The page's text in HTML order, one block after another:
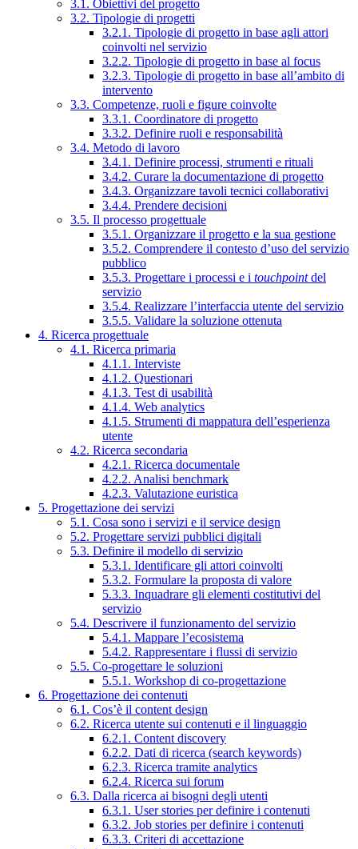
3.1. Obiettivi del progetto
3.2. Tipologie di progetti
3.2.1. Tipologie di progetto in base agli attori
coinvolti nel servizio
3.2.2. Tipologie di progetto in base al focus
3.2.3. Tipologie di progetto in base all’ambito di
intervento
3.3. Competenze, ruoli e figure coinvolte
3.3.1. Coordinatore di progetto
3.3.2. Definire ruoli e responsabilità
3.4. Metodo di lavoro
3.4.1. Definire processi, strumenti e rituali
3.4.2. Curare la documentazione di progetto
3.4.3. Organizzare tavoli tecnici collaborativi
3.4.4. Prendere decisioni
3.5. Il processo progettuale
3.5.1. Organizzare il progetto e la sua gestione
3.5.2. Comprendere il contesto d’uso del servizio
pubblico
3.5.3. Progettare i processi e i touchpointdel
servizio
3.5.4. Realizzare l’interfaccia utente del servizio
3.5.5. Validare la soluzione ottenuta
4. Ricerca progettuale
4.1. Ricerca primaria
4.1.1. Interviste
4.1.2. Questionari
4.1.3. Test di usabilità
4.1.4. Web analytics
4.1.5. Strumenti di mappatura dell’esperienza
utente
4.2. Ricerca secondaria
4.2.1. Ricerca documentale
4.2.2. Analisi benchmark
4.2.3. Valutazione euristica
5. Progettazione dei servizi
5.1. Cosa sono i servizi e il service design
5.2. Progettare servizi pubblici digitali
5.3. Definire il modello di servizio
5.3.1. Identificare gli attori coinvolti
5.3.2. Formulare la proposta di valore
5.3.3. Inquadrare gli elementi costitutivi del
servizio
5.4. Descrivere il funzionamento del servizio
5.4.1. Mappare l’ecosistema
5.4.2. Rappresentare i flussi di servizio
5.5. Co-progettare le soluzioni
5.5.1. Workshop di co-progettazione
6. Progettazione dei contenuti
6.1. Cos’è il content design
6.2. Ricerca utente sui contenuti e il linguaggio
6.2.1. Content discovery
6.2.2. Dati di ricerca (search keywords)
6.2.3. Ricerca tramite analytics
6.2.4. Ricerca sui forum
6.3. Dalla ricerca ai bisogni degli utenti
6.3.1. User stories per definire i contenuti
6.3.2. Job stories per definire i contenuti
6.3.3. Criteri di accettazione